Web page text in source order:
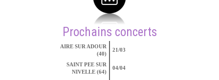
Prochains concerts
AIRE SUR ADOUR
(40)
21/03
SAINT PEE SUR
NIVELLE (64)
04/04